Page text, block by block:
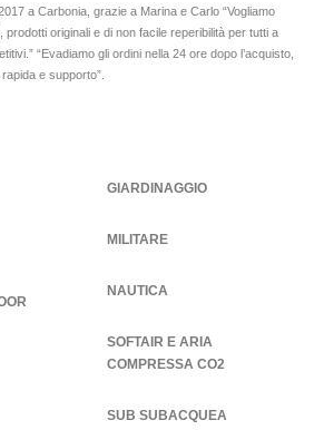
a Carbonia, grazie a Marina e Carlo “Vogliamo
prodotti originali e di non facile reperibilità per tutti a
“Evadiamo gli ordini nella 24 ore dopo l’acquisto,
e supporto”.
GIARDINAGGIO
MILITARE
NAUTICA
SOFTAIR E ARIA
COMPRESSA CO2
SUB SUBACQUEA